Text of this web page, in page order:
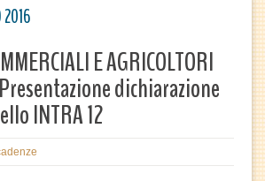
E AGRICOLTORI
dichiarazione
INTRA 12
2016